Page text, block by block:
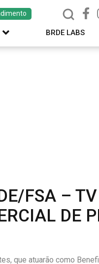
BRDE LABS
FSA –
DE
que atuarão como